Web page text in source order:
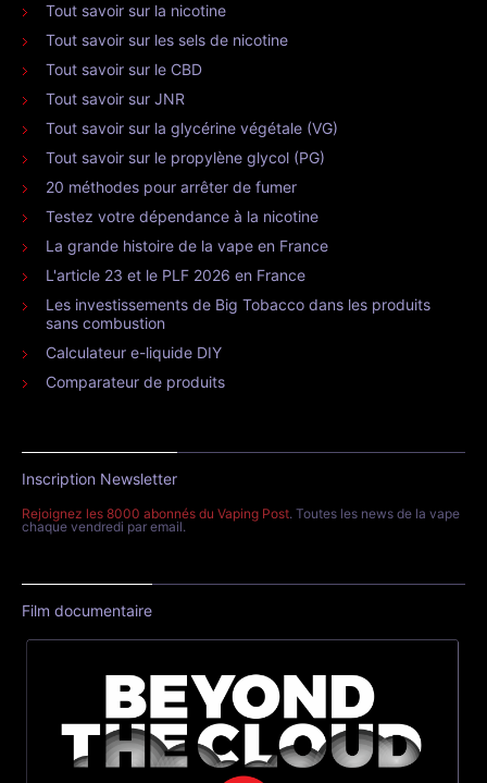
Tout savoir sur la nicotine
Tout savoir sur les sels de nicotine
Tout savoir sur le CBD
Tout savoir sur JNR
Tout savoir sur la glycérine végétale (VG)
Tout savoir sur le propylène glycol (PG)
20 méthodes pour arrêter de fumer
Testez votre dépendance à la nicotine
La grande histoire de la vape en France
L'article 23 et le PLF 2026 en France
Les investissements de Big Tobacco dans les produits
sans combustion
Calculateur e-liquide DIY
Comparateur de produits
Inscription Newsletter
Rejoignez les 8000 abonnés du Vaping Post. Toutes les news de la vape
chaque vendredi par email.
Film documentaire